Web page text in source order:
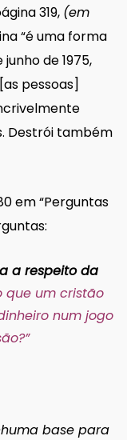
319, (em
“é uma forma
junho de 1975,
pessoas]
Destrói também
em “Perguntas
a respeito da
que um cristão
num jogo
”
base para